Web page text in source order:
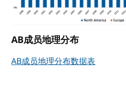
AB成员地理分布
AB成员地理分布数据表